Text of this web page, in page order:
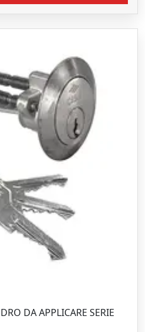
DA APPLICARE SERIE